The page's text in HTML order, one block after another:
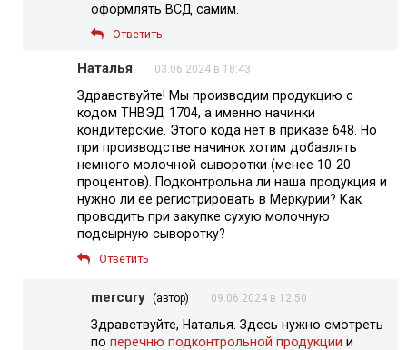
оформлять ВСД самим.
Ответить
Наталья 03.06.2024 в 18:43
Здравствуйте! Мы производим продукцию с
кодом ТНВЭД 1704, а именно начинки
кондитерские. Этого кода нет в приказе 648. Но
при производстве начинок хотим добавлять
немного молочной сыворотки (менее 10-20
процентов). Подконтрольна ли наша продукция и
нужно ли ее регистрировать в Меркурии? Как
проводить при закупке сухую молочную
подсырную сыворотку?
Ответить
mercury (автор) 09.06.2024 в 12:50
Здравствуйте, Наталья. Здесь нужно смотреть
по перечню подконтрольной продукции и